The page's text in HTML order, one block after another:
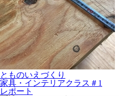
とものいえづくり
家具・インテリアクラス＃1
レポート